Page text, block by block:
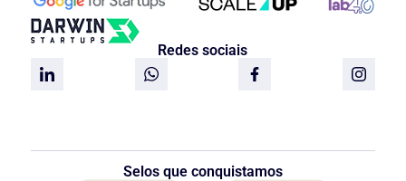
Redes sociais
Selos que conquistamos